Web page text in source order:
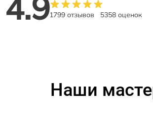
4.91799 отзывов 5358 оценок
Наши